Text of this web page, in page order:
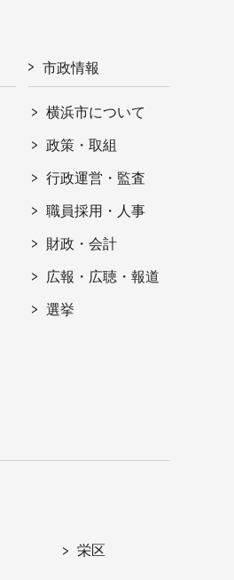
市政情報
横浜市について
政策・取組
行政運営・監査
職員採用・人事
財政・会計
広報・広聴・報道
選挙
栄区